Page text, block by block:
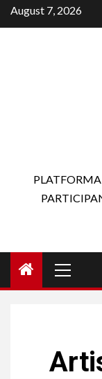
Skip
to
August 7, 2026
Menu